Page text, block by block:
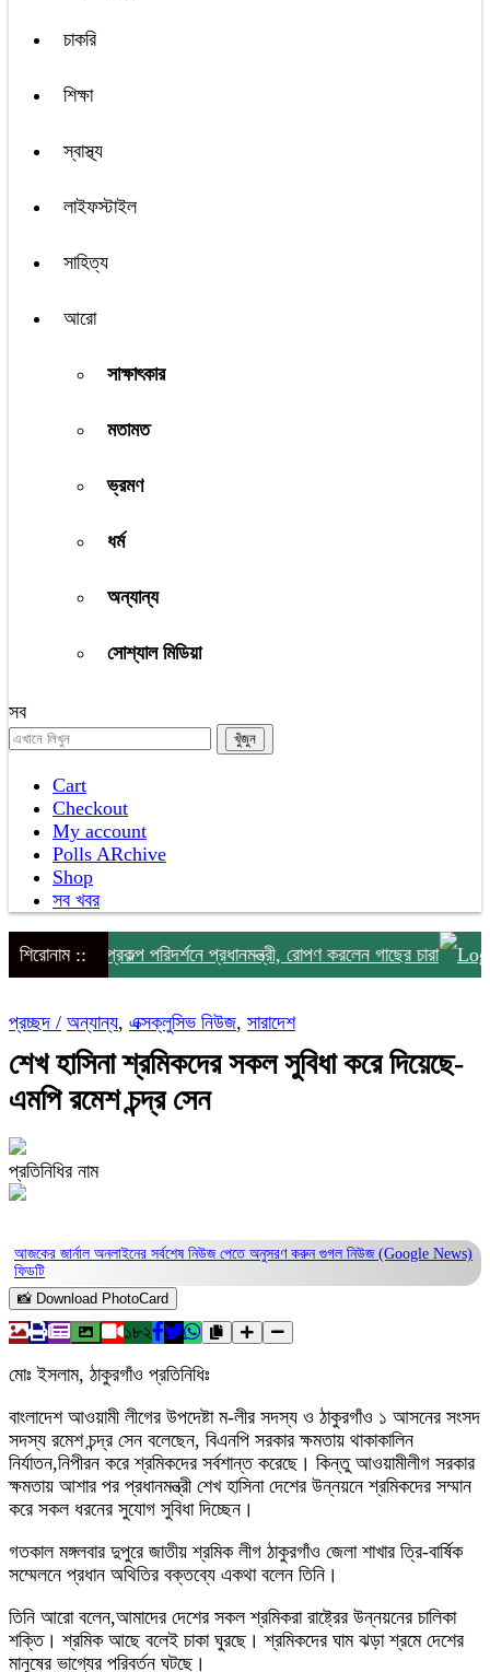
চাকরি
শিক্ষা
স্বাস্থ্য
লাইফস্টাইল
সাহিত্য
আরো
সাক্ষাৎকার
মতামত
ভ্রমণ
ধর্ম
অন্যান্য
সোশ্যাল মিডিয়া
সব
Cart
Checkout
My account
Polls ARchive
Shop
সব খবর
শিরোনাম ::
মেগা প্রকল্প পরিদর্শনে প্রধানমন্ত্রী, রোপণ করলেন গাছের চারা
প্রচ্ছদ / অন্যান্য, এক্সক্লুসিভ নিউজ, সারাদেশ
শেখ হাসিনা শ্রমিকদের সকল সুবিধা করে দিয়েছে-
এমপি রমেশ চন্দ্র সেন
প্রতিনিধির নাম
আজকের জার্নাল অনলাইনের সর্বশেষ নিউজ পেতে অনুসরণ করুন গুগল নিউজ (Google News)
ফিডটি
📸 Download PhotoCard
১৮২
মোঃ ইসলাম, ঠাকুরগাঁও প্রতিনিধিঃ
বাংলাদেশ আওয়ামী লীগের উপদেষ্টা ম-লীর সদস্য ও ঠাকুরগাঁও ১ আসনের সংসদ
সদস্য রমেশ চন্দ্র সেন বলেছেন, বিএনপি সরকার ক্ষমতায় থাকাকালিন
নির্যাতন,নিপীরন করে শ্রমিকদের সর্বশান্ত করেছে। কিন্তু আওয়ামীলীগ সরকার
ক্ষমতায় আশার পর প্রধানমন্ত্রী শেখ হাসিনা দেশের উন্নয়নে শ্রমিকদের সম্মান
করে সকল ধরনের সুযোগ সুবিধা দিচ্ছেন।
গতকাল মঙ্গলবার দুপুরে জাতীয় শ্রমিক লীগ ঠাকুরগাঁও জেলা শাখার ত্রি-বার্ষিক
সম্মেলনে প্রধান অথিতির বক্তব্যে একথা বলেন তিনি।
তিনি আরো বলেন,আমাদের দেশের সকল শ্রমিকরা রাষ্ট্রের উন্নয়নের চালিকা
শক্তি। শ্রমিক আছে বলেই চাকা ঘুরছে। শ্রমিকদের ঘাম ঝড়া শ্রমে দেশের
মানুষের ভাগ্যের পরিবর্তন ঘটছে।